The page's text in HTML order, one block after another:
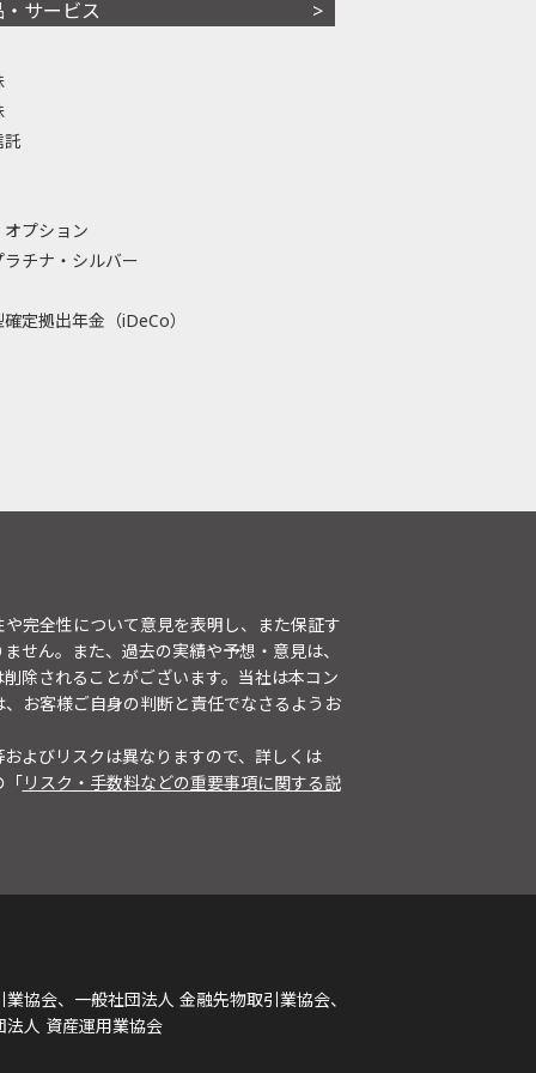
・サービス
託
プション
ラチナ・シルバー
定拠出年金（iDeCo）
完全性について意見を表明し、また保証す
せん。また、過去の実績や予想・意見は、
除されることがございます。当社は本コン
お客様ご自身の判断と責任でなさるようお
よびリスクは異なりますので、詳しくは
「リスク・手数料などの重要事項に関する説
協会、一般社団法人 金融先物取引業協会、
人 資産運用業協会